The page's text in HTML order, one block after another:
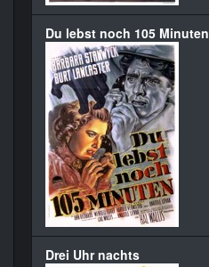
Du lebst noch 105 Minuten
Drei Uhr nachts